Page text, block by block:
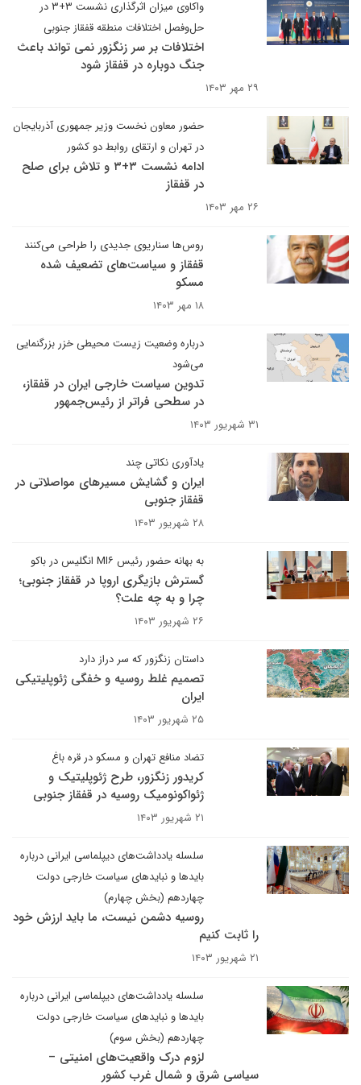
واکاوی میزان اثرگذاری نشست ۳+۳ در
حل‌وفصل اختلافات منطقه قفقاز جنوبی
اختلافات بر سر زنگزور نمی تواند باعث
جنگ دوباره در قفقاز شود
۲۹ مهر ۱۴۰۳
حضور معاون نخست وزیر جمهوری آذربایجان
در تهران و ارتقای روابط دو کشور
ادامه نشست ۳+۳ و تلاش برای صلح
در قفقاز
۲۶ مهر ۱۴۰۳
روس‌ها سناریوی جدیدی را طراحی می‌کنند
قفقاز و سیاست‌های تضعیف شده
مسکو
۱۸ مهر ۱۴۰۳
درباره وضعیت زیست محیطی خزر بزرگنمایی
می‌شود
تدوین سیاست خارجی ایران در قفقاز،
در سطحی فراتر از رئیس‌جمهور
۳۱ شهریور ۱۴۰۳
یادآوری نکاتی چند
ایران و گشایش مسیرهای مواصلاتی در
قفقاز جنوبی
۲۸ شهریور ۱۴۰۳
به بهانه حضور رئیس MI۶ انگلیس در باکو
گسترش بازیگری اروپا در قفقاز جنوبی؛
چرا و به چه علت؟
۲۶ شهریور ۱۴۰۳
داستان زنگزور که سر دراز دارد
تصمیم غلط روسیه و خفگی ژئوپلیتیکی
ایران
۲۵ شهریور ۱۴۰۳
تضاد منافع تهران و مسکو در قره باغ
کریدور زنگزور، طرح ژئوپلیتیک و
ژئواکونومیک روسیه در قفقاز جنوبی
۲۱ شهریور ۱۴۰۳
سلسله یادداشت‌های دیپلماسی ایرانی درباره
بایدها و نبایدهای سیاست خارجی دولت
چهاردهم (بخش چهارم)
روسیه دشمن نیست، ما باید ارزش خود
را ثابت کنیم
۲۱ شهریور ۱۴۰۳
سلسله یادداشت‌های دیپلماسی ایرانی درباره
بایدها و نبایدهای سیاست خارجی دولت
چهاردهم (بخش سوم)
لزوم درک واقعیت‌های امنیتی –
سیاسی شرق و شمال غرب کشور